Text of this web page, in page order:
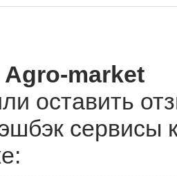
market
оставить
сервисы